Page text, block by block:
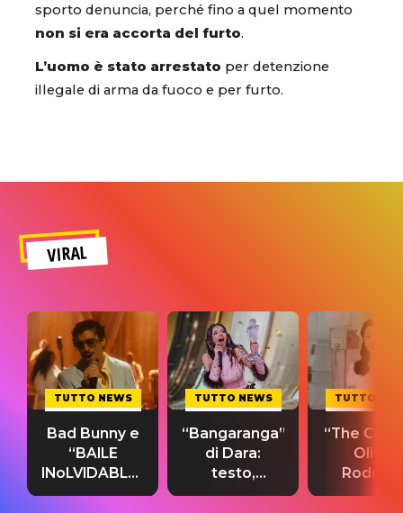
sporto denuncia, perché fino a quel momento
non si era accorta del furto.
L’uomo è stato arrestato per detenzione
illegale di arma da fuoco e per furto.
VIRAL
TUTTO NEWS
Bad Bunny e
“BAILE
INoLVIDABLE”:
testo,
TUTTO NEWS
“Bangaranga”
di Dara:
testo,
traduzione e
TUTTO
“The
Olivia
testo,